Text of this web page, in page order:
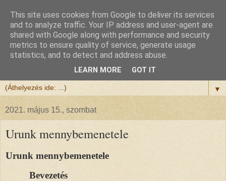
Félix atya
Szeretettel köszöntöm a honlapomra ellátogatót.
▼
2021. május 15., szombat
Urunk mennybemenetele
Urunk mennybemenetele
Bevezetés
This site uses cookies from Google to deliver its services
and to analyze traffic. Your IP address and user-agent are
shared with Google along with performance and security
metrics to ensure quality of service, generate usage
statistics, and to detect and address abuse.
LEARN MORE GOT IT